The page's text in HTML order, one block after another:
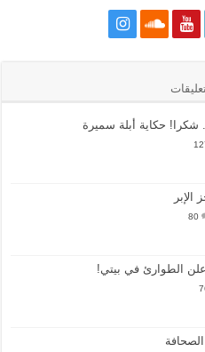
شكرا! حكاية أبلة سميرة
80
الطوارئ في بيتي!